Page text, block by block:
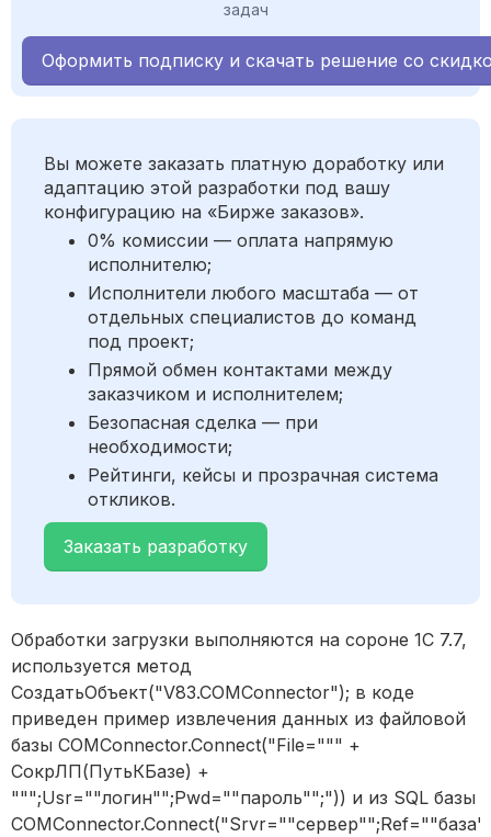
задач
Оформить подписку и скачать решение со
Вы можете заказать платную доработку или
адаптацию этой разработки под вашу
конфигурацию на «Бирже заказов».
0% комиссии — оплата напрямую
исполнителю;
Исполнители любого масштаба — от
отдельных специалистов до команд
под проект;
Прямой обмен контактами между
заказчиком и исполнителем;
Безопасная сделка — при
необходимости;
Рейтинги, кейсы и прозрачная система
откликов.
Заказать разработку
Обработки загрузки выполняются на сороне 1С 7.7,
используется метод
СоздатьОбъект("V83.COMConnector"); в коде
приведен пример извлечения данных из файловой
базы COMConnector.Connect("File=""" +
СокрЛП(ПутьКБазе) +
""";Usr=""логин"";Pwd=""пароль"";")) и из SQL базы